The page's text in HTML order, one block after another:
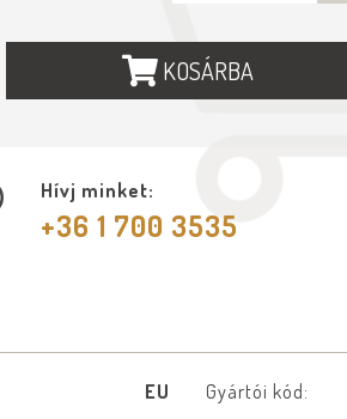
KOSÁRBA
Hívj minket:
+36 1 700 3535
EU Gyártói kód: